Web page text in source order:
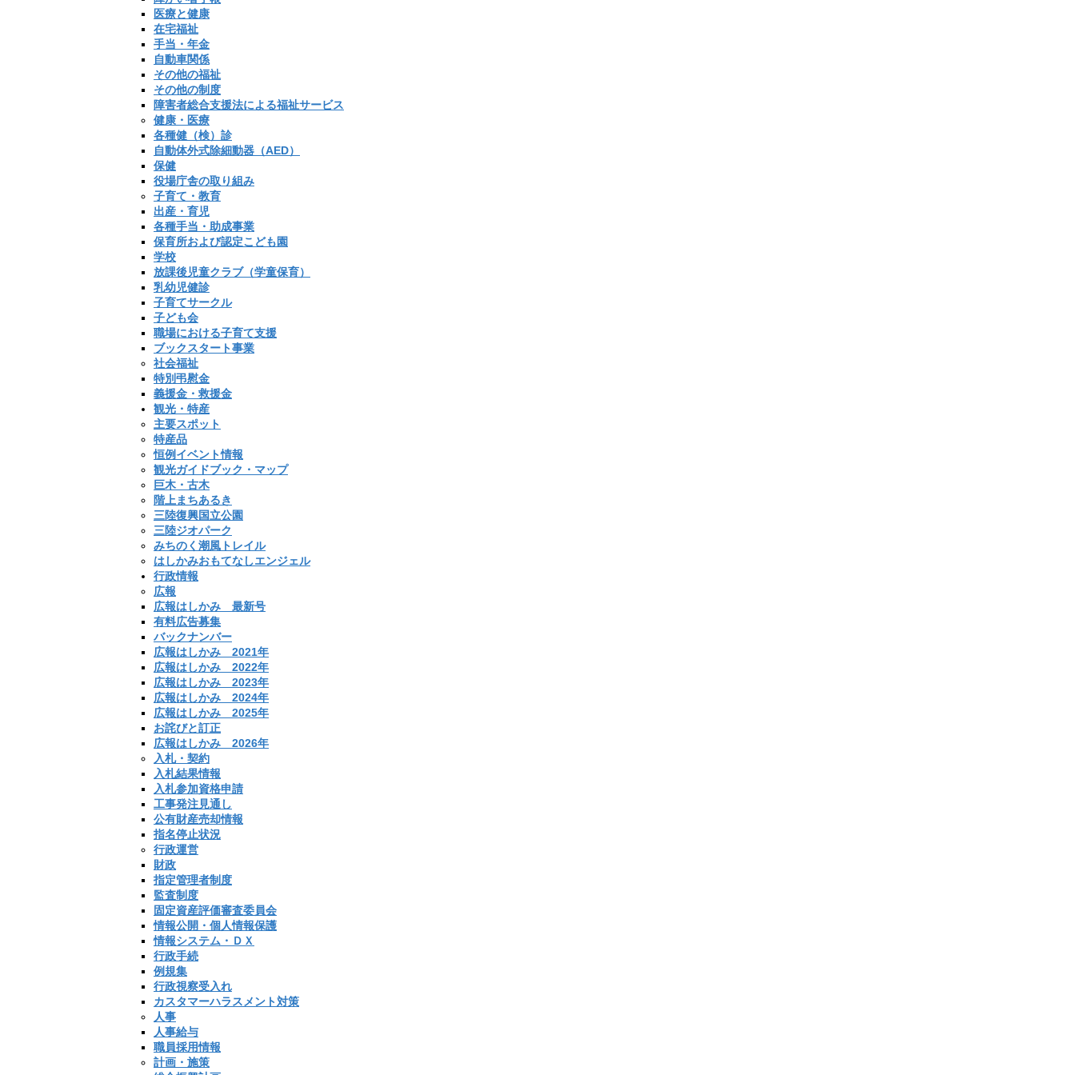
医療と健康
在宅福祉
手当・年金
自動車関係
その他の福祉
その他の制度
障害者総合支援法による福祉サービス
健康・医療
各種健（検）診
自動体外式除細動器（AED）
保健
役場庁舎の取り組み
子育て・教育
出産・育児
各種手当・助成事業
保育所および認定こども園
学校
放課後児童クラブ（学童保育）
乳幼児健診
子育てサークル
子ども会
職場における子育て支援
ブックスタート事業
社会福祉
特別弔慰金
義援金・救援金
観光・特産
主要スポット
特産品
恒例イベント情報
観光ガイドブック・マップ
巨木・古木
階上まちあるき
三陸復興国立公園
三陸ジオパーク
みちのく潮風トレイル
はしかみおもてなしエンジェル
行政情報
広報
広報はしかみ 最新号
有料広告募集
バックナンバー
広報はしかみ 2021年
広報はしかみ 2022年
広報はしかみ 2023年
広報はしかみ 2024年
広報はしかみ 2025年
お詫びと訂正
広報はしかみ 2026年
入札・契約
入札結果情報
入札参加資格申請
工事発注見通し
公有財産売却情報
指名停止状況
行政運営
財政
指定管理者制度
監査制度
固定資産評価審査委員会
情報公開・個人情報保護
情報システム・ＤＸ
行政手続
例規集
行政視察受入れ
カスタマーハラスメント対策
人事
人事給与
職員採用情報
計画・施策